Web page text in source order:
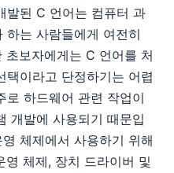
된 C 언어는 컴퓨터 과
하는 사람들에게 여전히
초보자에게는 C 언어를 처
택이라고 단정하기는 어렵
로 하드웨어 관련 작업이
개발에 사용되기 때문입
체제에서 사용하기 위해
영 체제, 장치 드라이버 및